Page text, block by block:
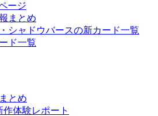
ージ
まとめ
シャドウバースの新カード一覧
ド一覧
とめ
体験レポート